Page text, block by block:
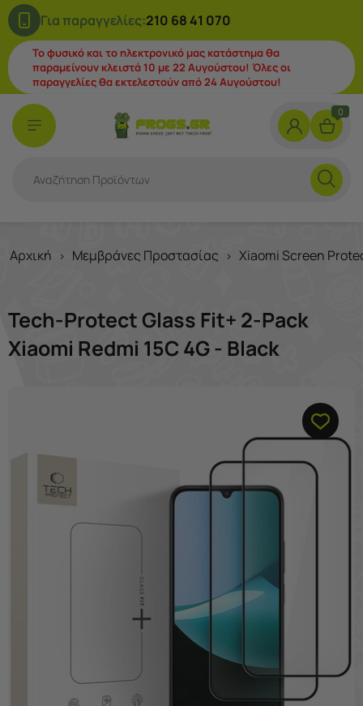
Για παραγγελίες:210 68 41 070
Το φυσικό και το ηλεκτρονικό μας κατάστημα θα
παραμείνουν κλειστά 10 με 22 Αυγούστου! Όλες οι
παραγγελίες θα εκτελεστούν από 24 Αυγούστου!
0
Αρχική > Μεμβράνες Προστασίας > Xiaomi Screen
Tech-Protect Glass Fit+ 2-Pack
Xiaomi Redmi 15C 4G - Black